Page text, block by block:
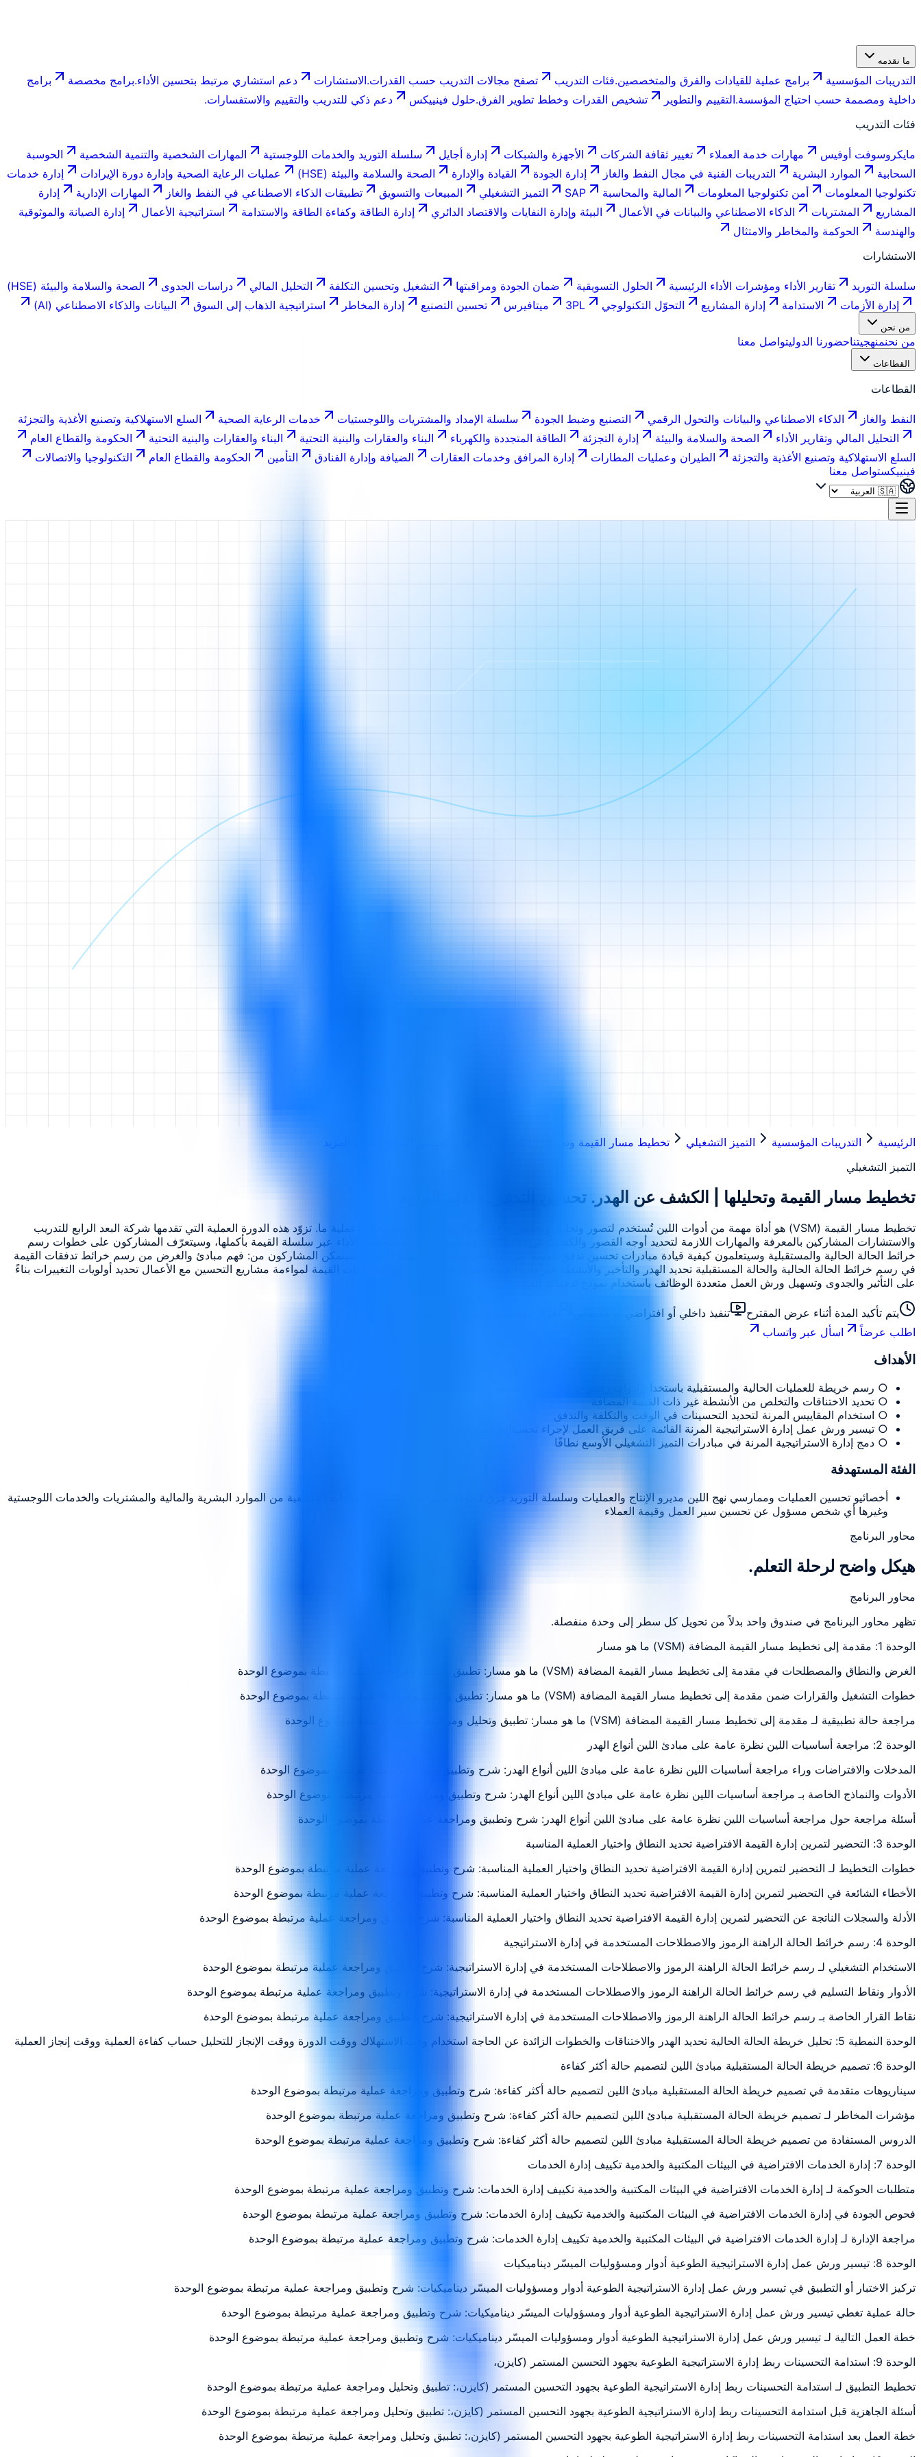
ما نقدمه
التدريبات المؤسسية برامج عملية للقيادات والفرق والمتخصصين.فئات التدريب تصفح مجالات التدريب حسب القدرات.الاستشارات دعم استشاري مرتبط بتحسين الأداء.برامج مخصصة
برامج
داخلية ومصممة حسب احتياج المؤسسة.التقييم والتطوير تشخيص القدرات وخطط تطوير الفرق.حلول فينييكس
دعم ذكي للتدريب والتقييم والاستفسارات.
فئات التدريب
مايكروسوفت أوفيس مهارات خدمة العملاء تغيير ثقافة الشركات الأجهزة والشبكات إدارة أجايل سلسلة التوريد والخدمات اللوجستية المهارات الشخصية والتنمية الشخصية
الحوسبة
السحابية
الموارد البشرية التدريبات الفنية في مجال النفط والغاز إدارة الجودة القيادة والإدارة الصحة والسلامة والبيئة (HSE) عمليات الرعاية الصحية وإدارة دورة الإيرادات
إدارة خدمات
تكنولوجيا المعلومات
أمن تكنولوجيا المعلومات المالية والمحاسبة SAP التميز التشغيلي المبيعات والتسويق تطبيقات الذكاء الاصطناعي في النفط والغاز المهارات الإدارية
إدارة
المشاريع
المشتريات الذكاء الاصطناعي والبيانات في الأعمال البيئة وإدارة النفايات والاقتصاد الدائري إدارة الطاقة وكفاءة الطاقة والاستدامة استراتيجية الأعمال
إدارة الصيانة والموثوقية
والهندسة
الحوكمة والمخاطر والامتثال
الاستشارات
سلسلة التوريد تقارير الأداء ومؤشرات الأداء الرئيسية الحلول التسويقية ضمان الجودة ومراقبتها التشغيل وتحسين التكلفة التحليل المالي دراسات الجدوى
الصحة والسلامة والبيئة (HSE)
إدارة الأزمات
الاستدامة إدارة المشاريع التحوّل التكنولوجي 3PL ميتافيرس تحسين التصنيع إدارة المخاطر استراتيجية الذهاب إلى السوق البيانات والذكاء الاصطناعي (AI)
من نحن
من نحنمنهجيتناحضورنا الدوليتواصل معنا
القطاعات
القطاعات
النفط والغاز الذكاء الاصطناعي والبيانات والتحول الرقمي التصنيع وضبط الجودة سلسلة الإمداد والمشتريات واللوجستيات خدمات الرعاية الصحية
السلع الاستهلاكية وتصنيع الأغذية والتجزئة
التحليل المالي وتقارير الأداء
الصحة والسلامة والبيئة إدارة التجزئة الطاقة المتجددة والكهرباء البناء والعقارات والبنية التحتية البناء والعقارات والبنية التحتية
الحكومة والقطاع العام
السلع الاستهلاكية وتصنيع الأغذية والتجزئة
الطيران وعمليات المطارات إدارة المرافق وخدمات العقارات الضيافة وإدارة الفنادق التأمين الحكومة والقطاع العام
التكنولوجيا والاتصالات
فينييكستواصل معنا
الرئيسية التدريبات المؤسسية التميز التشغيلي
تخطيط مسار القيمة وتحليلها | الكشف عن الهدر. تحسين التدفق. تقديم المزيد
التميز التشغيلي
تخطيط مسار القيمة وتحليلها | الكشف عن الهدر. تحسين التدفق. تقديم المزيد
تخطيط مسار القيمة (VSM) هو أداة مهمة من أدوات اللين تُستخدم لتصور وتحليل وتحسين تدفق المواد والمعلومات من خلال عملية ما. تزوّد هذه الدورة العملية التي تقدمها شركة البعد الرابع للتدريب
والاستشارات المشاركين بالمعرفة والمهارات اللازمة لتحديد أوجه القصور والكشف عن الاختناقات وتبسيط العمليات لتحسين الأداء عبر سلسلة القيمة بأكملها، وسيتعرّف المشاركون على خطوات رسم
خرائط الحالة الحالية والمستقبلية وسيتعلمون كيفية قيادة مبادرات تحسين تدفق القيمة عبر الأقسام والوظائف. بنهاية الدورة، سيتمكن المشاركون من: فهم مبادئ والغرض من رسم خرائط تدفقات القيمة
في رسم خرائط الحالة الحالية والحالة المستقبلية تحديد الهدر والتأخير والأنشطة غير ذات القيمة المضافة استخدام نموذج تدفقات القيمة لمواءمة مشاريع التحسين مع الأعمال تحديد أولويات التغييرات بناءً
على التأثير والجدوى وتسهيل ورش العمل متعددة الوظائف باستخدام نموذج تدفقات القيمة.
يتم تأكيد المدة أثناء عرض المقترح تنفيذ داخلي أو افتراضي أو مخصص
اطلب عرضاً
اسأل عبر واتساب
الأهداف
○ رسم خريطة للعمليات الحالية والمستقبلية باستخدام أدوات رسم خرائط تدفق القيمة
○ تحديد الاختناقات والتخلص من الأنشطة غير ذات القيمة المضافة
○ استخدام المقاييس المرنة لتحديد التحسينات في الوقت والتكلفة والتدفق
○ تيسير ورش عمل إدارة الاستراتيجية المرنة القائمة على فريق العمل لإجراء تحسينات مستدامة
○ دمج إدارة الاستراتيجية المرنة في مبادرات التميز التشغيلي الأوسع نطاقًا
الفئة المستهدفة
أخصائيو تحسين العمليات وممارسي نهج اللين مديرو الإنتاج والعمليات وسلسلة التوريد فرق الجودة والهندسة والصيانة القيادات الوظيفية من الموارد البشرية والمالية والمشتريات والخدمات اللوجستية
وغيرها أي شخص مسؤول عن تحسين سير العمل وقيمة العملاء
محاور البرنامج
هيكل واضح لرحلة التعلم.
محاور البرنامج
تظهر محاور البرنامج في صندوق واحد بدلاً من تحويل كل سطر إلى وحدة منفصلة.
الوحدة 1: مقدمة إلى تخطيط مسار القيمة المضافة (VSM) ما هو مسار
الغرض والنطاق والمصطلحات في مقدمة إلى تخطيط مسار القيمة المضافة (VSM) ما هو مسار: تطبيق وتحليل ومراجعة عملية مرتبطة بموضوع الوحدة
خطوات التشغيل والقرارات ضمن مقدمة إلى تخطيط مسار القيمة المضافة (VSM) ما هو مسار: تطبيق وتحليل ومراجعة عملية مرتبطة بموضوع الوحدة
مراجعة حالة تطبيقية لـ مقدمة إلى تخطيط مسار القيمة المضافة (VSM) ما هو مسار: تطبيق وتحليل ومراجعة عملية مرتبطة بموضوع الوحدة
الوحدة 2: مراجعة أساسيات اللين نظرة عامة على مبادئ اللين أنواع الهدر
المدخلات والافتراضات وراء مراجعة أساسيات اللين نظرة عامة على مبادئ اللين أنواع الهدر: شرح وتطبيق ومراجعة عملية مرتبطة بموضوع الوحدة
الأدوات والنماذج الخاصة بـ مراجعة أساسيات اللين نظرة عامة على مبادئ اللين أنواع الهدر: شرح وتطبيق ومراجعة عملية مرتبطة بموضوع الوحدة
أسئلة مراجعة حول مراجعة أساسيات اللين نظرة عامة على مبادئ اللين أنواع الهدر: شرح وتطبيق ومراجعة عملية مرتبطة بموضوع الوحدة
الوحدة 3: التحضير لتمرين إدارة القيمة الافتراضية تحديد النطاق واختيار العملية المناسبة
خطوات التخطيط لـ التحضير لتمرين إدارة القيمة الافتراضية تحديد النطاق واختيار العملية المناسبة: شرح وتطبيق ومراجعة عملية مرتبطة بموضوع الوحدة
الأخطاء الشائعة في التحضير لتمرين إدارة القيمة الافتراضية تحديد النطاق واختيار العملية المناسبة: شرح وتطبيق ومراجعة عملية مرتبطة بموضوع الوحدة
الأدلة والسجلات الناتجة عن التحضير لتمرين إدارة القيمة الافتراضية تحديد النطاق واختيار العملية المناسبة: شرح وتطبيق ومراجعة عملية مرتبطة بموضوع الوحدة
الوحدة 4: رسم خرائط الحالة الراهنة الرموز والاصطلاحات المستخدمة في إدارة الاستراتيجية
الاستخدام التشغيلي لـ رسم خرائط الحالة الراهنة الرموز والاصطلاحات المستخدمة في إدارة الاستراتيجية: شرح وتطبيق ومراجعة عملية مرتبطة بموضوع الوحدة
الأدوار ونقاط التسليم في رسم خرائط الحالة الراهنة الرموز والاصطلاحات المستخدمة في إدارة الاستراتيجية: شرح وتطبيق ومراجعة عملية مرتبطة بموضوع الوحدة
نقاط القرار الخاصة بـ رسم خرائط الحالة الراهنة الرموز والاصطلاحات المستخدمة في إدارة الاستراتيجية: شرح وتطبيق ومراجعة عملية مرتبطة بموضوع الوحدة
الوحدة النمطية 5: تحليل خريطة الحالة الحالية تحديد الهدر والاختناقات والخطوات الزائدة عن الحاجة استخدام وقت الاستهلاك ووقت الدورة ووقت الإنجاز للتحليل حساب كفاءة العملية ووقت إنجاز العملية
الوحدة 6: تصميم خريطة الحالة المستقبلية مبادئ اللين لتصميم حالة أكثر كفاءة
سيناريوهات متقدمة في تصميم خريطة الحالة المستقبلية مبادئ اللين لتصميم حالة أكثر كفاءة: شرح وتطبيق ومراجعة عملية مرتبطة بموضوع الوحدة
مؤشرات المخاطر لـ تصميم خريطة الحالة المستقبلية مبادئ اللين لتصميم حالة أكثر كفاءة: شرح وتطبيق ومراجعة عملية مرتبطة بموضوع الوحدة
الدروس المستفادة من تصميم خريطة الحالة المستقبلية مبادئ اللين لتصميم حالة أكثر كفاءة: شرح وتطبيق ومراجعة عملية مرتبطة بموضوع الوحدة
الوحدة 7: إدارة الخدمات الافتراضية في البيئات المكتبية والخدمية تكييف إدارة الخدمات
متطلبات الحوكمة لـ إدارة الخدمات الافتراضية في البيئات المكتبية والخدمية تكييف إدارة الخدمات: شرح وتطبيق ومراجعة عملية مرتبطة بموضوع الوحدة
فحوص الجودة في إدارة الخدمات الافتراضية في البيئات المكتبية والخدمية تكييف إدارة الخدمات: شرح وتطبيق ومراجعة عملية مرتبطة بموضوع الوحدة
مراجعة الإدارة لـ إدارة الخدمات الافتراضية في البيئات المكتبية والخدمية تكييف إدارة الخدمات: شرح وتطبيق ومراجعة عملية مرتبطة بموضوع الوحدة
الوحدة 8: تيسير ورش عمل إدارة الاستراتيجية الطوعية أدوار ومسؤوليات الميسّر ديناميكيات
تركيز الاختبار أو التطبيق في تيسير ورش عمل إدارة الاستراتيجية الطوعية أدوار ومسؤوليات الميسّر ديناميكيات: شرح وتطبيق ومراجعة عملية مرتبطة بموضوع الوحدة
حالة عملية تغطي تيسير ورش عمل إدارة الاستراتيجية الطوعية أدوار ومسؤوليات الميسّر ديناميكيات: شرح وتطبيق ومراجعة عملية مرتبطة بموضوع الوحدة
خطة العمل التالية لـ تيسير ورش عمل إدارة الاستراتيجية الطوعية أدوار ومسؤوليات الميسّر ديناميكيات: شرح وتطبيق ومراجعة عملية مرتبطة بموضوع الوحدة
الوحدة 9: استدامة التحسينات ربط إدارة الاستراتيجية الطوعية بجهود التحسين المستمر (كايزن،
تخطيط التطبيق لـ استدامة التحسينات ربط إدارة الاستراتيجية الطوعية بجهود التحسين المستمر (كايزن،: تطبيق وتحليل ومراجعة عملية مرتبطة بموضوع الوحدة
أسئلة الجاهزية قبل استدامة التحسينات ربط إدارة الاستراتيجية الطوعية بجهود التحسين المستمر (كايزن،: تطبيق وتحليل ومراجعة عملية مرتبطة بموضوع الوحدة
خطة العمل بعد استدامة التحسينات ربط إدارة الاستراتيجية الطوعية بجهود التحسين المستمر (كايزن،: تطبيق وتحليل ومراجعة عملية مرتبطة بموضوع الوحدة